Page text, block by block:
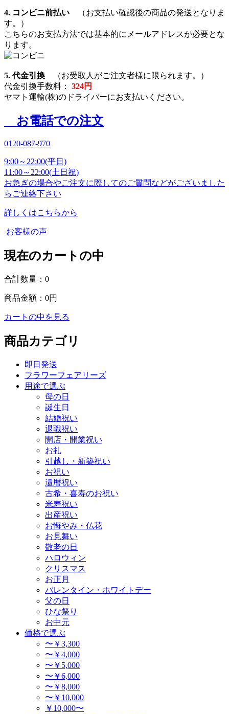
4. コンビニ前払い （お支払い確認後の商品の発送となりま
す。）
こちらのお支払方法では基本的にメールアドレスが必要とな
ります。
5. 代金引換 （お受取人がご注文者様に限られます。）
代金引換手数料：
324円
ヤマト運輸(株)のドライバーにお支払いください。
お電話での注文
0120-087-970
9:00～22:00(平日)
11:00～22:00(土日祝)
お急ぎの場合やご注文に際してのご質問などがございました
らご連絡下さい
詳しくはこちらから
お客様の声
現在のカートの中
合計数量： 0
商品金額： 0円
カートの中を見る
商品カテゴリ
即日発送
フラワーフェアリーズ
用途で選ぶ
母の日
誕生日
結婚祝い
退職祝い
開店・開業祝い
お礼
引越し・新築祝い
お祝い
還暦祝い
古希・喜寿のお祝い
米寿祝い
出産祝い
お悔やみ・仏花
お見舞い
敬老の日
ハロウィン
クリスマス
お正月
バレンタイン・ホワイトデー
父の日
ひな祭り
お中元
価格で選ぶ
〜￥3,300
〜￥4,000
〜￥5,000
〜￥6,000
〜￥8,000
〜￥10,000
￥10,000〜